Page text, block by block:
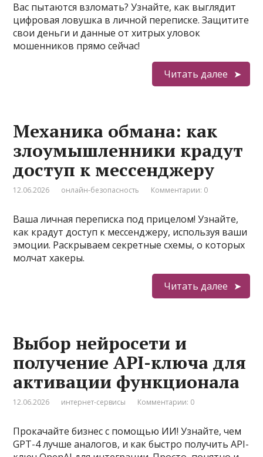
Вас пытаются взломать? Узнайте, как выглядит
цифровая ловушка в личной переписке. Защитите
свои деньги и данные от хитрых уловок
мошенников прямо сейчас!
Читать далее
Механика обмана: как
злоумышленники крадут
доступ к мессенджеру
12.06.2026 онлайн-безопасность Комментарии: 0
Ваша личная переписка под прицелом! Узнайте,
как крадут доступ к мессенджеру, используя ваши
эмоции. Раскрываем секретные схемы, о которых
молчат хакеры.
Читать далее
Выбор нейросети и
получение API-ключа для
активации функционала
12.06.2026 интернет-сервисы Комментарии: 0
Прокачайте бизнес с помощью ИИ! Узнайте, чем
GPT-4 лучше аналогов, и как быстро получить API-